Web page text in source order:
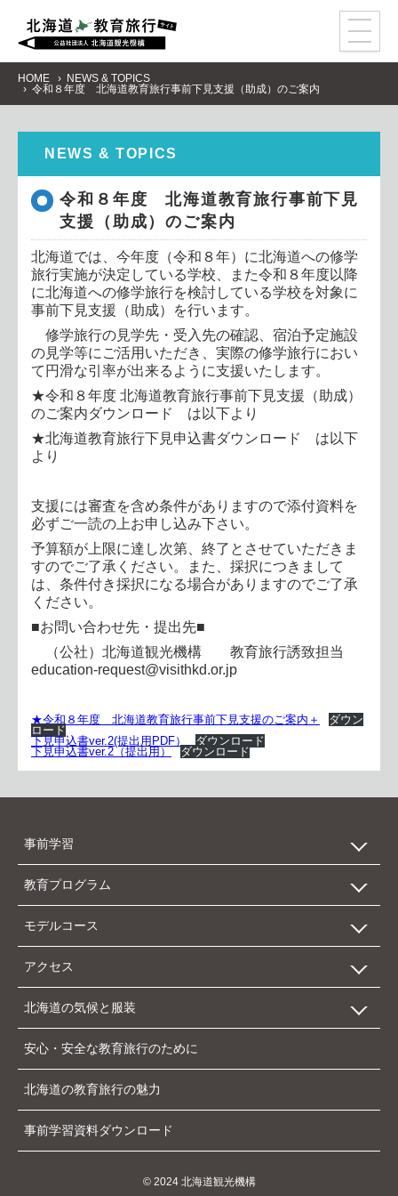
事 前 学習
教育プログラム
資料請求
感染症 対策
HOME
NEWS & TOPICS
令和８年度 北海道教育旅行事前下見支援（助成）のご案内
NEWS & TOPICS
令和８年度 北海道教育旅行事前下見
支援（助成）のご案内
北海道では、今年度（令和８年）に北海道への修学
旅行実施が決定している学校、また令和８年度以降
に北海道への修学旅行を検討している学校を対象に
事前下見支援（助成）を行います。
修学旅行の見学先・受入先の確認、宿泊予定施設
の見学等にご活用いただき、実際の修学旅行におい
て円滑な引率が出来るように支援いたします。
★令和８年度 北海道教育旅行事前下見支援（助成）
のご案内ダウンロード は以下より
★北海道教育旅行下見申込書ダウンロード は以下
より
支援には審査を含め条件がありますので添付資料を
必ずご一読の上お申し込み下さい。
予算額が上限に達し次第、終了とさせていただきま
すのでご了承ください。また、採択につきまして
は、条件付き採択になる場合がありますのでご了承
ください。
■お問い合わせ先・提出先■
（公社）北海道観光機構 教育旅行誘致担当
education-request@visithkd.or.jp
★令和８年度 北海道教育旅行事前下見支援のご案内＋
ダウン
ロード
下見申込書ver.2(提出用PDF）
ダウンロード
下見申込書ver.2（提出用）
ダウンロード
事前学習
数字で見る北海道
自然
歴史・文化
産業
アイヌ文化
北方領土
教育プログラム
エリア別施設一覧
カテゴリー別施設一覧
受け入れ施設別一覧
モデルコース
北海道新幹線を利用したモデルコース
新千歳空港を利用したモデルコース
地方空港を利用したモデルコース
アクセス
北海道へのアクセス 新幹線
北海道へのアクセス 飛行機
北海道へのアクセス フェリー
北海道内のアクセス 飛行機
北海道の気候と服装
主要都市の気温
主要都市の日の出、日の入りの時刻
安心・安全な教育旅行のために
北海道の教育旅行の魅力
事前学習資料ダウンロード
© 2024 北海道観光機構